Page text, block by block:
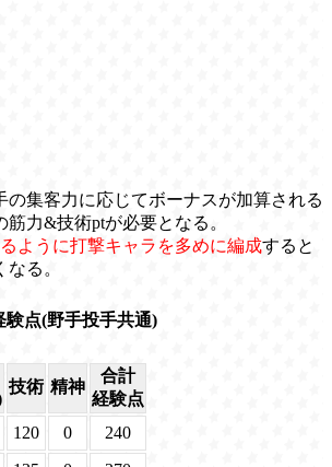
の集客力に応じてボーナスが加算される
力&技術ptが必要となる。
ように打撃キャラを多めに編成すると
る。
験点(野手投手共通)
技術 精神
合計
経験点
120 0
240